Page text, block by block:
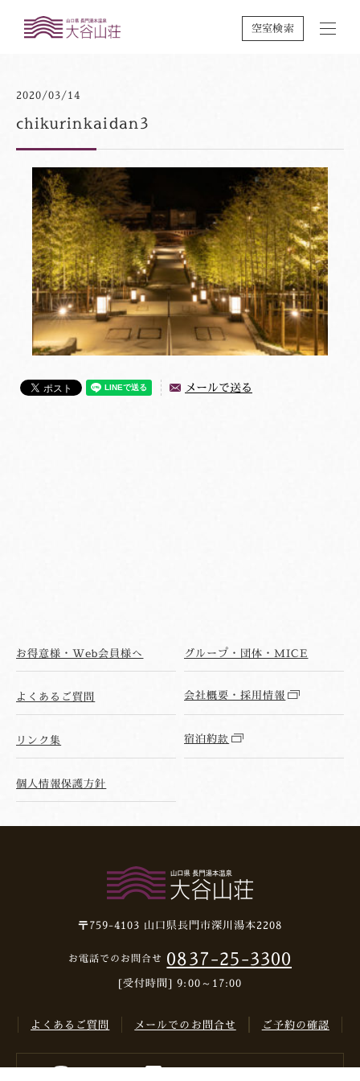
空室検索
2020/03/14
chikurinkaidan3
メールで送る
お得意様・Web会員様へ グループ・団体・MICE
よくあるご質問 会社概要・採用情報
リンク集 宿泊約款
個人情報保護方針
〒759-4103 山口県長門市深川湯本2208
お電話でのお問合せ 0837-25-3300
[受付時間] 9:00～17:00
よくあるご質問 メールでのお問合せ ご予約の確認